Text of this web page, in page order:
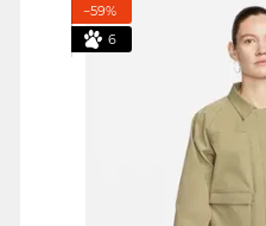
−59%
6